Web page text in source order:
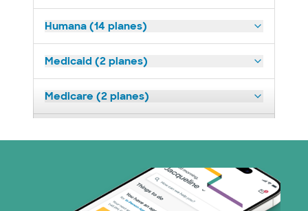
Humana (14 planes)
Medicaid (2 planes)
Medicare (2 planes)
Prism Electric (1 planes)
Plan de Salud Superior (19 planes)